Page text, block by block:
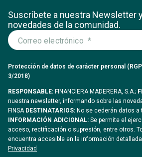
Suscríbete a nuestra Newsletter
novedades de la comunidad.
Protección de datos de carácter personal
3/2018)
RESPONSABLE: FINANCIERA MADERERA, S.A.;
nuestra newsletter, informando sobre las
FINSADESTINATARIOS: No se cederán datos a
INFORMACIÓN ADICIONAL: Se permite el
acceso, rectificación o supresión, entre otros.
encuentra accesible en la información
Privacidad